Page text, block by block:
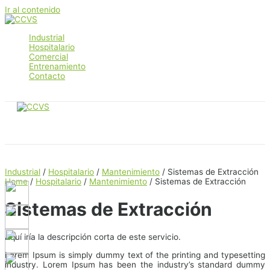
Ir al contenido
Industrial
Hospitalario
Comercial
Entrenamiento
Contacto
Industrial / Hospitalario / Mantenimiento / Sistemas de Extracción
Home/ Hospitalario / Mantenimiento / Sistemas de Extracción
Sistemas de Extracción
Aquí iría la descripción corta de este servicio.
Lorem Ipsum is simply dummy text of the printing and typesetting
industry. Lorem Ipsum has been the industry’s standard dummy